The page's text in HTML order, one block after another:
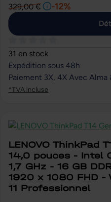
329,00 €
-12%
Note moyenne de 0 sur 5
31 en stock
Expédition sous 48h
Paiement 3X, 4X Avec Alma
*TVA incluse
LENOVO ThinkPad
14,0 pouces - Intel
1,7 GHz - 16 GB
1920 x 1080 FHD -
11 Professionnel